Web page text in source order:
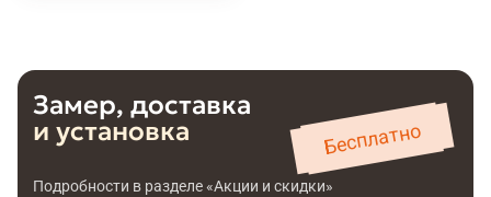
Замер, доставка
и установка
Бесплатно
Подробности в разделе «Акции и скидки»